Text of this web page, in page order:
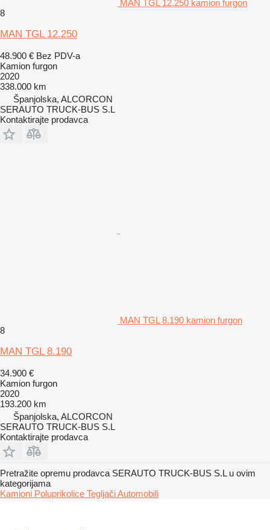
MAN TGL 12.250 kamion furgon
8
MAN TGL 12.250
48.900 € Bez PDV-a
Kamion furgon
2020
338.000 km
Španjolska, ALCORCON
SERAUTO TRUCK-BUS S.L
Kontaktirajte prodavca
MAN TGL 8.190 kamion furgon
8
MAN TGL 8.190
34.900 €
Kamion furgon
2020
193.200 km
Španjolska, ALCORCON
SERAUTO TRUCK-BUS S.L
Kontaktirajte prodavca
Pretražite opremu prodavca SERAUTO TRUCK-BUS S.L u ovim
kategorijama
Kamioni Poluprikolice TegljačiAutomobili